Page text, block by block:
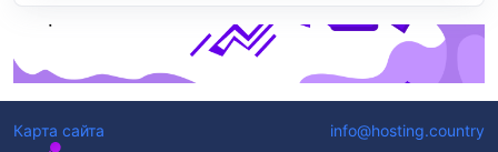
Карта сайта info@hosting.country